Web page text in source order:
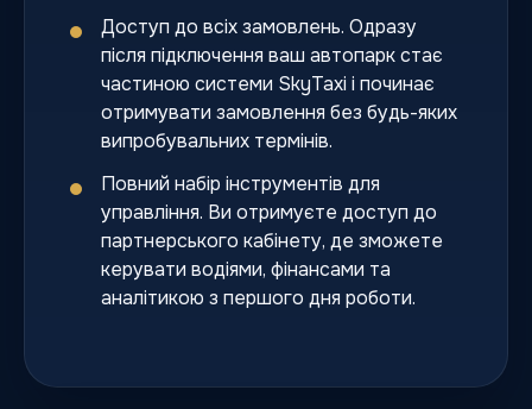
Доступ до всіх замовлень. Одразу
після підключення ваш автопарк стає
частиною системи SkyTaxi і починає
отримувати замовлення без будь-яких
випробувальних термінів.
Повний набір інструментів для
управління. Ви отримуєте доступ до
партнерського кабінету, де зможете
керувати водіями, фінансами та
аналітикою з першого дня роботи.